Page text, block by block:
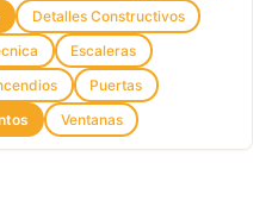
Detalles Constructivos
Escaleras
Puertas
Ventanas